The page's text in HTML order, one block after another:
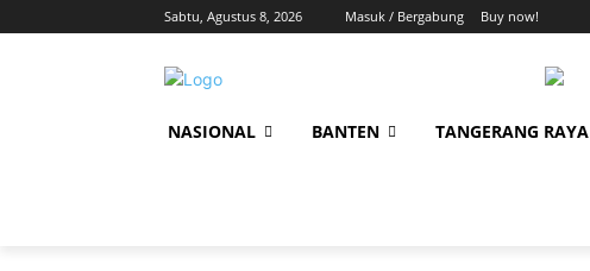
Sabtu, Agustus 8, 2026 Masuk / Bergabung Buy now!
NASIONAL BANTEN TANGERANG RAYA